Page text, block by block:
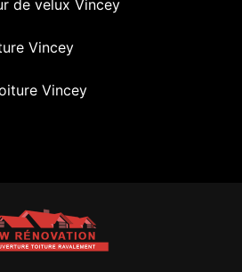
de velux Vincey
Vincey
Vincey